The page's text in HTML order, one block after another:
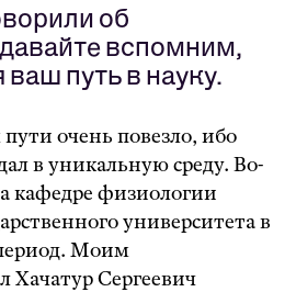
об
вспомним,
путь в науку.
очень повезло, ибо
в уникальную среду. Во-
кафедре физиологии
университета в
Моим
Хачатур Сергеевич